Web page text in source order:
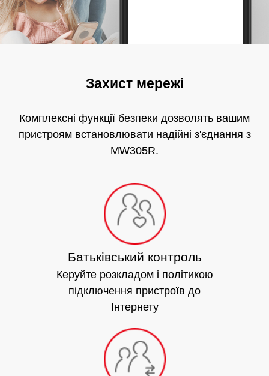
Захист мережі
Комплексні функції безпеки дозволять вашим
пристроям встановлювати надійні з'єднання з
MW305R.
Батьківський контроль
Керуйте розкладом і політикою
підключення пристроїв до
Інтернету